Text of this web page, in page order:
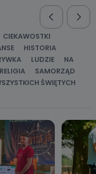
CIEKAWOSTKI
HISTORIA
LUDZIE
NA
RELIGIA
SAMORZĄD
ŚWIĘTYCH